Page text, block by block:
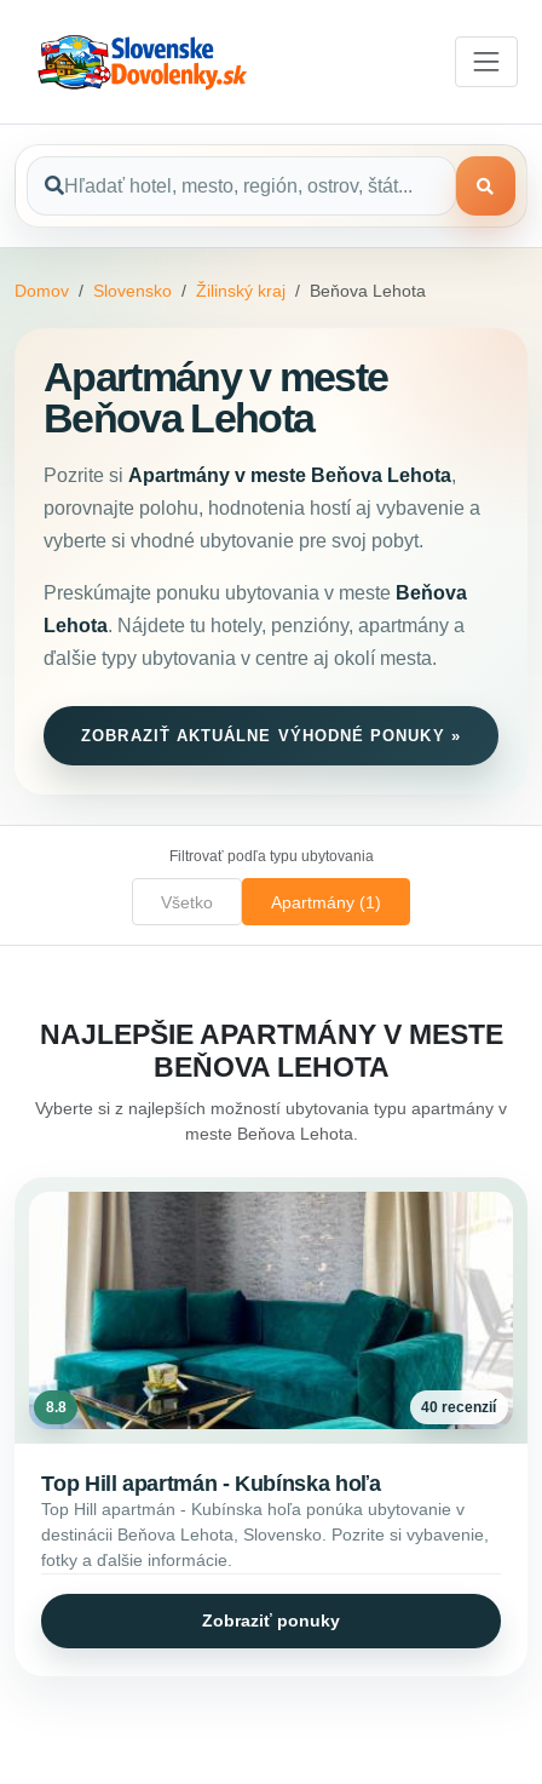
Domov Slovensko Žilinský kraj Beňova Lehota
Apartmány v meste
Beňova Lehota
Pozrite si Apartmány v meste Beňova Lehota,
porovnajte polohu, hodnotenia hostí aj vybavenie a
vyberte si vhodné ubytovanie pre svoj pobyt.
Preskúmajte ponuku ubytovania v meste Beňova
Lehota. Nájdete tu hotely, penzióny, apartmány a
ďalšie typy ubytovania v centre aj okolí mesta.
ZOBRAZIŤ AKTUÁLNE VÝHODNÉ PONUKY »
Filtrovať podľa typu ubytovania
Všetko Apartmány (1)
NAJLEPŠIE APARTMÁNY V MESTE
BEŇOVA LEHOTA
Vyberte si z najlepších možností ubytovania typu apartmány v
meste Beňova Lehota.
8.8 40 recenzií
Top Hill apartmán - Kubínska hoľa
Top Hill apartmán - Kubínska hoľa ponúka ubytovanie v
destinácii Beňova Lehota, Slovensko. Pozrite si vybavenie,
fotky a ďalšie informácie.
Zobraziť ponuky